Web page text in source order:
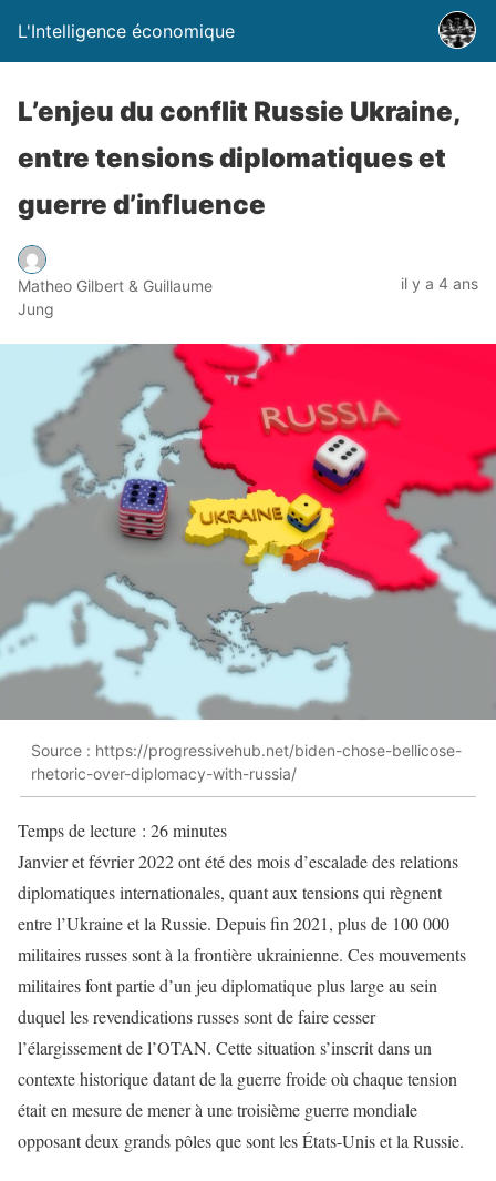
L'Intelligence économique
L’enjeu du conflit Russie Ukraine,
entre tensions diplomatiques et
guerre d’influence
Matheo Gilbert & Guillaume
Jung
il y a 4 ans
Source : https://progressivehub.net/biden-chose-bellicose-
rhetoric-over-diplomacy-with-russia/
Temps de lecture : 26minutes
Janvier et février 2022 ont été des mois d’escalade des relations
diplomatiques internationales, quant aux tensions qui règnent
entre l’Ukraine et la Russie. Depuis fin 2021, plus de 100 000
militaires russes sont à la frontière ukrainienne. Ces mouvements
militaires font partie d’un jeu diplomatique plus large au sein
duquel les revendications russes sont de faire cesser
l’élargissement de l’OTAN. Cette situation s’inscrit dans un
contexte historique datant de la guerre froide où chaque tension
était en mesure de mener à une troisième guerre mondiale
opposant deux grands pôles que sont les États-Unis et la Russie.